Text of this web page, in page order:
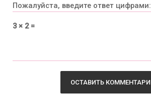
Пожалуйста, введите ответ цифрами:
3 × 2 =